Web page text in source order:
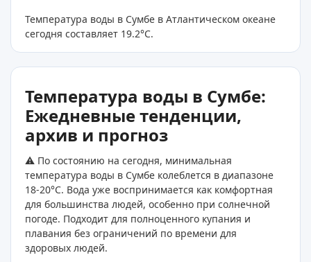
Температура воды в Сумбе в Атлантическом океане
сегодня составляет 19.2°C.
Температура воды в Сумбе:
Ежедневные тенденции,
архив и прогноз
⚠️ По состоянию на сегодня, минимальная
температура воды в Сумбе колеблется в диапазоне
18-20°C. Вода уже воспринимается как комфортная
для большинства людей, особенно при солнечной
погоде. Подходит для полноценного купания и
плавания без ограничений по времени для
здоровых людей.